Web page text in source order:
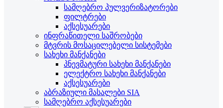
სამღებრო პულვერიზატორები
ფილტრები
აქსესუარები
ინფრაწითელი საშრობები
მტვრის მოსაცილებელი სისტემები
სახეხი მანქანები
პნევმატური სახეხი მანქანები
ელექტრო სახეხი მანქანები
აქსესუარები
აბრაზიული მასალები SIA
სამღებრო აქსესუარები